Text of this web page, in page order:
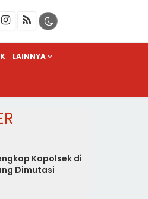
LAINNYA
Kapolsek di
Dimutasi